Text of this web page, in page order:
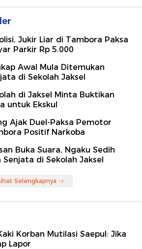
Jukir Liar di Tambora Paksa
Parkir Rp 5.000
Awal Mula Ditemukan
di Sekolah Jaksel
di Jaksel Minta Buktikan
untuk Ekskul
Ajak Duel-Paksa Pemotor
Positif Narkoba
Buka Suara, Ngaku Sedih
di Sekolah Jaksel
Selengkapnya
Korban Mutilasi Saepul: Jika
Lapor